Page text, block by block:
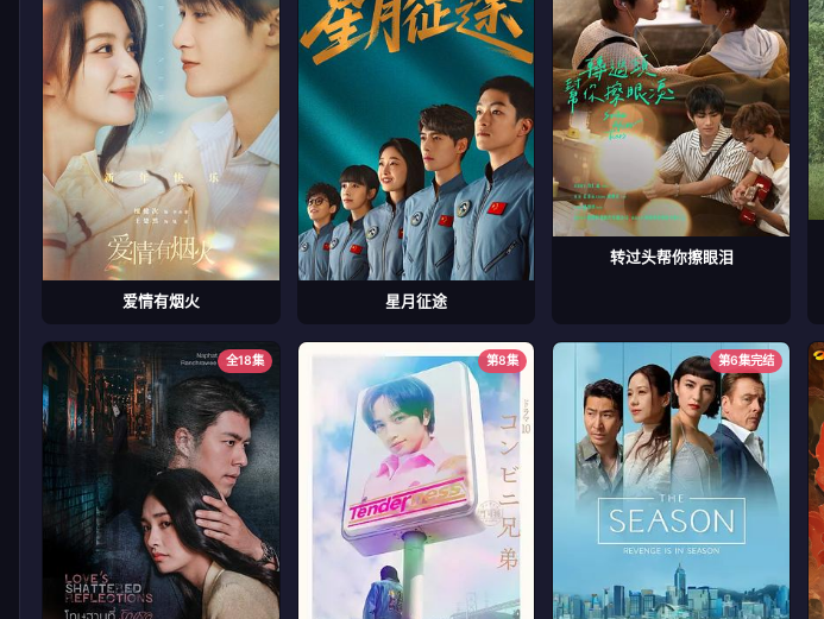
爱情有烟火 星月征途
转过头帮你擦眼泪
全18集 第8集 第6集完结